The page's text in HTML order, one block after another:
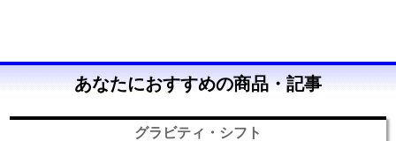
あなたにおすすめの商品・記事
グラビティ・シフト